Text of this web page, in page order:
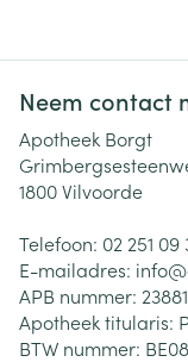
Neem contact
Apotheek Borgt
1800Vilvoorde
Telefoon: 02 251 09
E-mailadres: info@
APB nummer:
Apotheek titularis:
BTW nummer: